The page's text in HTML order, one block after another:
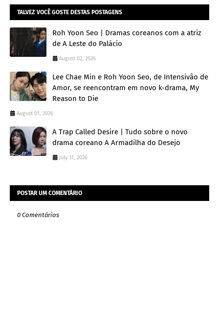
TALVEZ VOCÊ GOSTE DESTAS POSTAGENS
Roh Yoon Seo | Dramas coreanos com a atriz
de A Leste do Palácio
August 02, 2026
Lee Chae Min e Roh Yoon Seo, de Intensivão de
Amor, se reencontram em novo k-drama, My
Reason to Die
August 01, 2026
A Trap Called Desire | Tudo sobre o novo
drama coreano A Armadilha do Desejo
July 31, 2026
POSTAR UM COMENTÁRIO
0 Comentários